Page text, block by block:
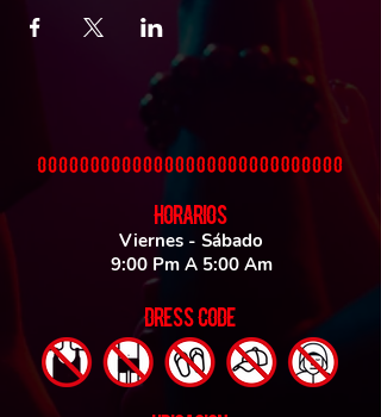
HORARIOS
Viernes - Sábado
9:00 Pm A 5:00 Am
DRESS CODE